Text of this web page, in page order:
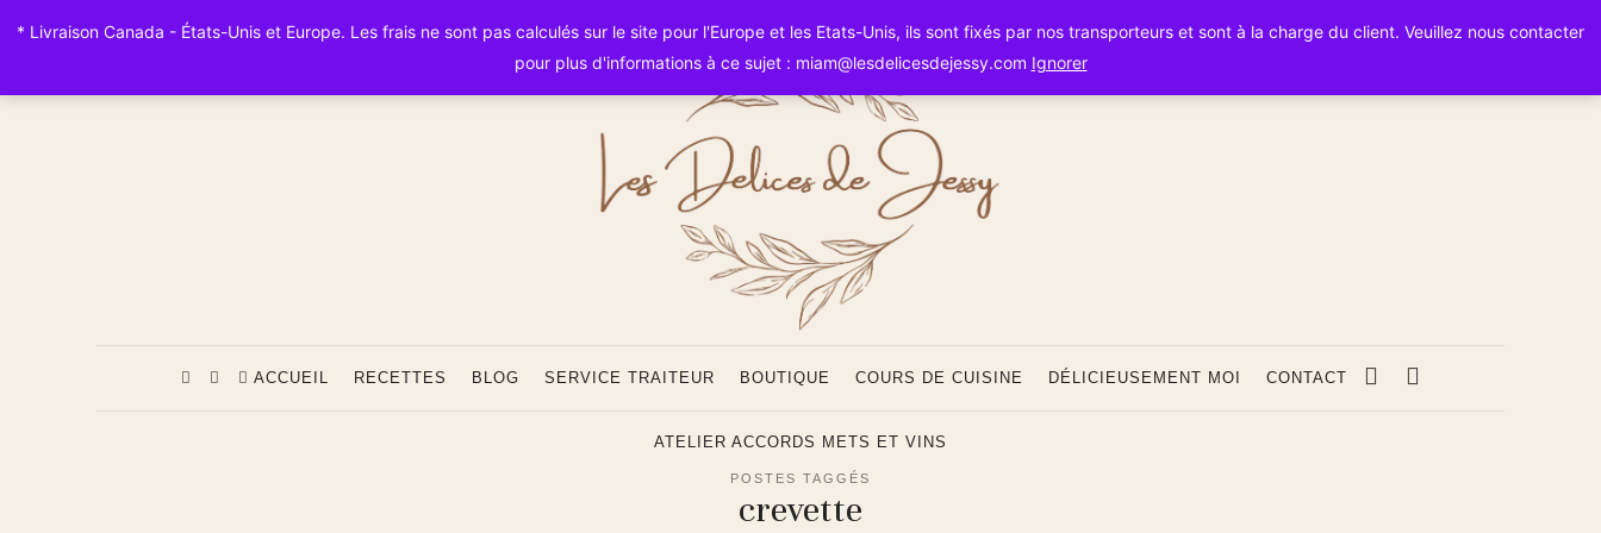
Les
Délices
ACCUEIL RECETTES BLOG SERVICE TRAITEUR BOUTIQUE COURS DE CUISINE DÉLICIEUSEMENT MOI CONTACT
ATELIER ACCORDS METS ET VINS
POSTES TAGGÉS
crevette
* Livraison Canada - États-Unis et Europe. Les frais ne sont pas calculés sur le site pour l'Europe et les Etats-Unis, ils sont fixés par nos transporteurs et sont à la charge du client. Veuillez nous contacter
pour plus d'informations à ce sujet : miam@lesdelicesdejessy.com Ignorer